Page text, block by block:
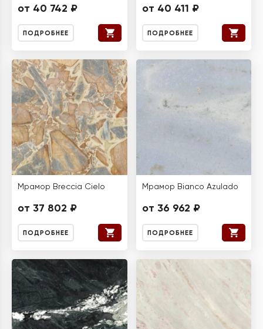
от 40 742 ₽
ПОДРОБНЕЕ
от 40 411 ₽
ПОДРОБНЕЕ
Мрамор Breccia Cielo
от 37 802 ₽
ПОДРОБНЕЕ
Мрамор Bianco Azulado
от 36 962 ₽
ПОДРОБНЕЕ